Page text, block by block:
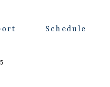
Schedule